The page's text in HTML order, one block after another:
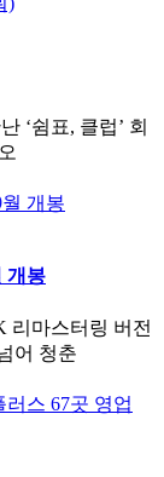
‘쉼표, 클럽’ 회
개봉
리마스터링 버전
어 청춘